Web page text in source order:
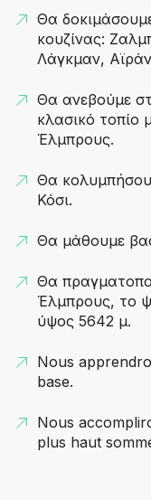
Θα
κουζίνας:
Λάγκμαν,
Θα ανεβούμε
κλασικό τοπίο
Έλμπρους.
Θα
Κόσι.
Θα μάθουμε
Θα
Έλμπρους, το
ύψος 5642 μ.
Nous
base.
Nous
plus haut